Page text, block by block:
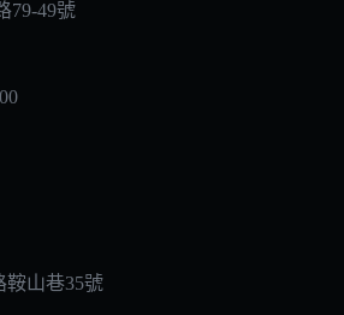
79-49號
鞍山巷35號